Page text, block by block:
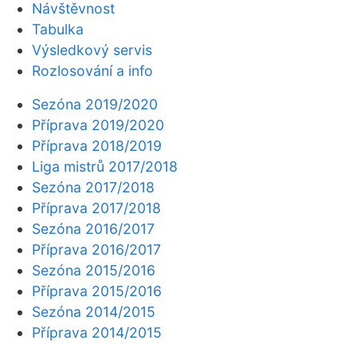
Návštěvnost
Tabulka
Výsledkový servis
Rozlosování a info
Sezóna 2019/2020
Příprava 2019/2020
Příprava 2018/2019
Liga mistrů 2017/2018
Sezóna 2017/2018
Příprava 2017/2018
Sezóna 2016/2017
Příprava 2016/2017
Sezóna 2015/2016
Příprava 2015/2016
Sezóna 2014/2015
Příprava 2014/2015